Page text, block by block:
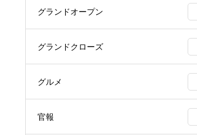
グランドオープン
グランドクローズ
グルメ
官報